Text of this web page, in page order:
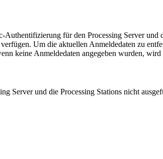
für den Processing Server und
verfügen. Um die aktuellen Anmeldedaten zu
keine Anmeldedaten angegeben wurden,
Server und die Processing Stations nicht